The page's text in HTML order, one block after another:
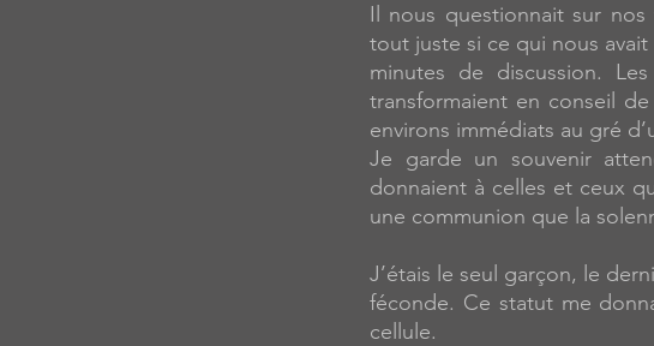
Il nous questionnait sur nos
tout juste si ce qui nous
minutes de discussion.
transformaient en conseil
environs immédiats au gré
Je garde un souvenir
donnaient à celles et ceux
une communion que la
J’étais le seul garçon, le
féconde. Ce statut me
cellule.